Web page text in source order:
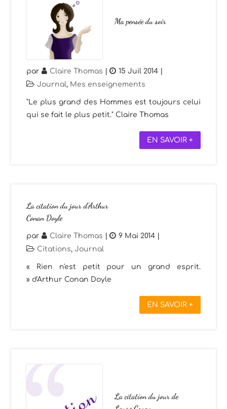
Ma pensée du soir
par Claire Thomas | 15 Juil 2014
Journal, Mes enseignements
"Le plus grand des Hommes est toujours celui
qui se fait le plus petit." Claire Thomas
EN SAVOIR +
La citation du jour d’Arthur
Conan Doyle
par Claire Thomas | 9 Mai 2014
Citations,Journal
« Rien n'est petit pour un grand esprit.
» d'Arthur Conan Doyle
EN SAVOIR +
La citation du jour de